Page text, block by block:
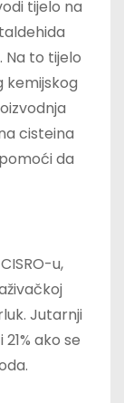
tijelo na
Na to tijelo
cisteina
da
u,
Jutarnji
ako se